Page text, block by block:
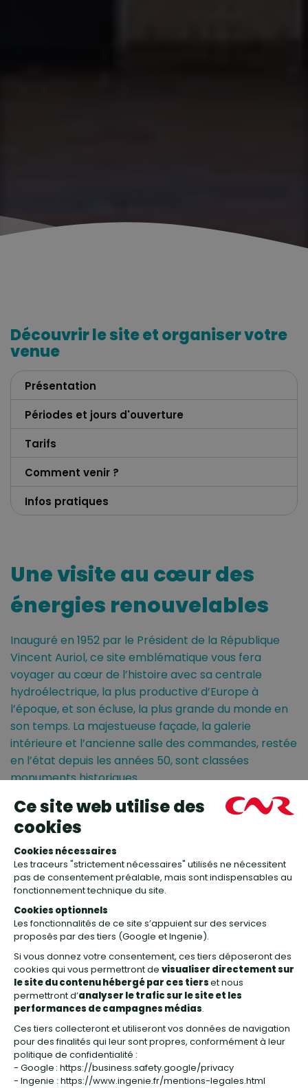
Bollène
Département du Vaucluse (84)
Tout public
Découvrir le site et organiser votre
venue
Présentation
Périodes et jours d'ouverture
Tarifs
Comment venir ?
Infos pratiques
Une visite au cœur des
énergies renouvelables
Inauguré en 1952 par le Président de la République
Vincent Auriol, ce site emblématique vous fera
voyager au cœur de l’histoire avec sa centrale
hydroélectrique, la plus productive d’Europe à
l’époque, et son écluse, la plus grande du monde en
son temps. La majestueuse façade, la galerie
intérieure et l’ancienne salle des commandes, restée
en l’état depuis les années 50, sont classées
monuments historiques.
Télécharger le flyer
Présentation du parcours
Embarquez pour une visite guidée ludique et